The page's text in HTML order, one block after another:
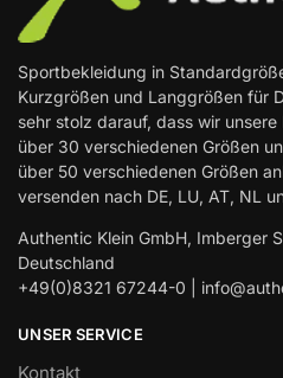
Sportbekleidung in
Kurzgrößen und Langgrößen für
sehr stolz darauf, dass wir
über 30 verschiedenen Größen
über 50 verschiedenen Größen
versenden nach DE, LU, AT, NL
Authentic Klein GmbH, Imberger
Deutschland
+49(0)8321 67244-0 |
UNSER SERVICE
Kontakt